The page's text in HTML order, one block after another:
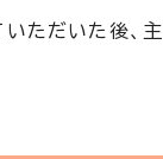
ただいた後、